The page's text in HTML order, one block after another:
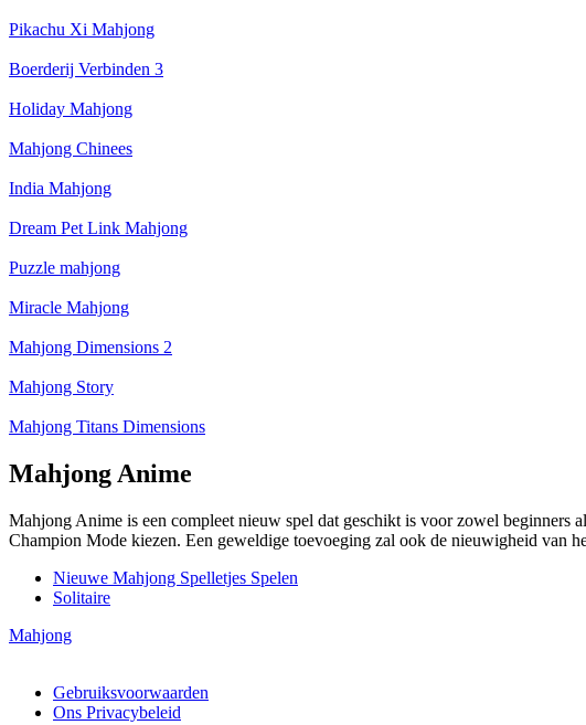
Pikachu Xi Mahjong
Boerderij Verbinden 3
Holiday Mahjong
Mahjong Chinees
India Mahjong
Dream Pet Link Mahjong
Puzzle mahjong
Miracle Mahjong
Mahjong Dimensions 2
Mahjong Story
Mahjong Titans Dimensions
Mahjong Anime
Mahjong Anime is een compleet nieuw spel dat geschikt is voor zowel
Champion Mode kiezen. Een geweldige toevoeging zal ook de nieuwigheid van
Nieuwe Mahjong Spelletjes Spelen
Solitaire
Mahjong
Gebruiksvoorwaarden
Ons Privacybeleid